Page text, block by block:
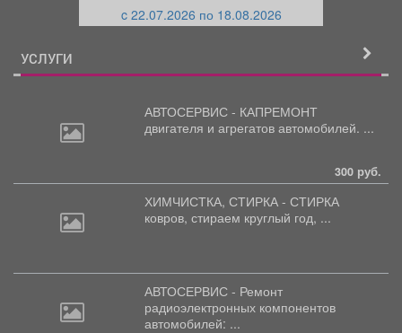
c 22.07.2026 по 18.08.2026
УСЛУГИ
АВТОСЕРВИС - КАПРЕМОНТ
двигателя и агрегатов автомобилей. ...
300 руб.
ХИМЧИСТКА, СТИРКА - СТИРКА
ковров, стираем круглый год, ...
АВТОСЕРВИС - Ремонт
радиоэлектронных компонентов
автомобилей: ...